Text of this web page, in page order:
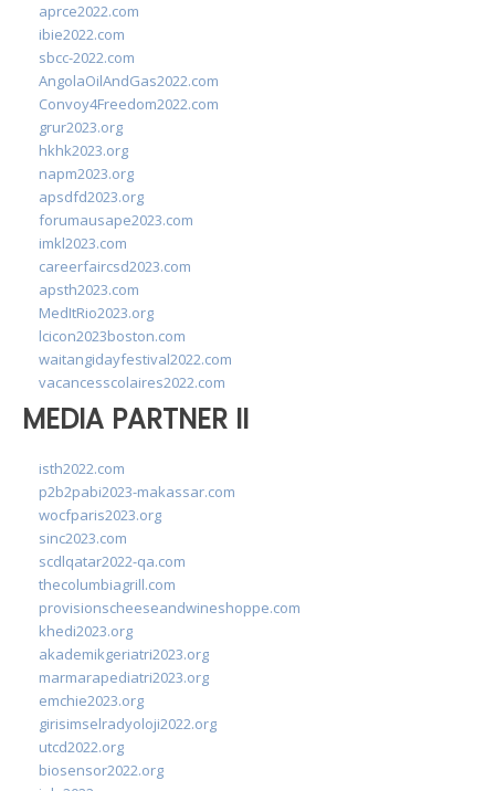
aprce2022.com
ibie2022.com
sbcc-2022.com
AngolaOilAndGas2022.com
Convoy4Freedom2022.com
grur2023.org
hkhk2023.org
napm2023.org
apsdfd2023.org
forumausape2023.com
imkl2023.com
careerfaircsd2023.com
apsth2023.com
MedItRio2023.org
lcicon2023boston.com
waitangidayfestival2022.com
vacancesscolaires2022.com
MEDIA PARTNER II
isth2022.com
p2b2pabi2023-makassar.com
wocfparis2023.org
sinc2023.com
scdlqatar2022-qa.com
thecolumbiagrill.com
provisionscheeseandwineshoppe.com
khedi2023.org
akademikgeriatri2023.org
marmarapediatri2023.org
emchie2023.org
girisimselradyoloji2022.org
utcd2022.org
biosensor2022.org